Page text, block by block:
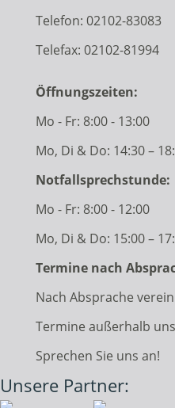
Telefon: 02102-83083
Telefax: 02102-81994
Öffnungszeiten:
Mo - Fr: 8:00 - 13:00
Mo, Di & Do: 14:30 –
Notfallsprechstunde:
Mo - Fr: 8:00 - 12:00
Mo, Di & Do: 15:00 –
Termine nach
Nach Absprache
Termine außerhalb
Sprechen Sie uns an!
Unsere Partner: